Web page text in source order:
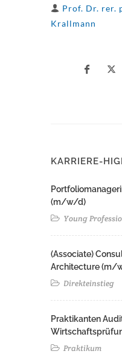
Prof. Dr. rer.
Krallmann
KARRIERE-
(m/w/d)
Young
(Associate)
Architecture (m/
Direkteinstieg
Praktikanten
Praktikum